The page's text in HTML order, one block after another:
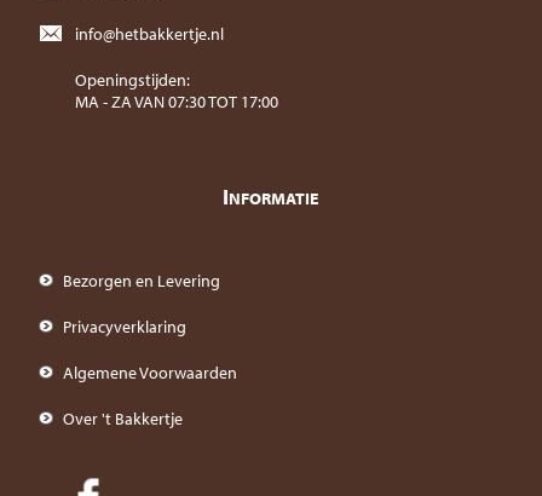
info@hetbakkertje.nl
Openingstijden:
MA - ZA VAN 07:30 TOT 17:00
INFORMATIE
Bezorgen en Levering
Privacyverklaring
Algemene Voorwaarden
Over 't Bakkertje